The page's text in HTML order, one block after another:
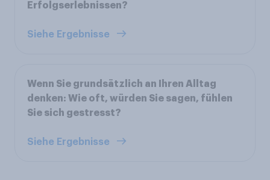
Erfolgserlebnissen?
Siehe Ergebnisse
Wenn Sie grundsätzlich an Ihren Alltag
denken: Wie oft, würden Sie sagen, fühlen
Sie sich gestresst?
Siehe Ergebnisse